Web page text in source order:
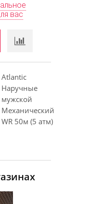
вас
Atlantic
Наручные
мужской
Механический
WR 50м (5 атм)